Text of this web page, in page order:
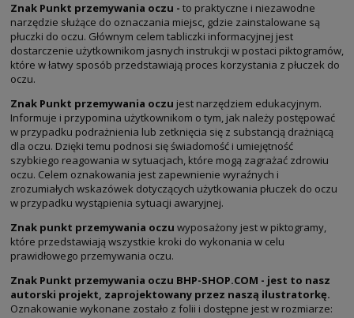
Znak Punkt przemywania oczu - to praktyczne i niezawodne
narzędzie służące do oznaczania miejsc, gdzie zainstalowane są
płuczki do oczu. Głównym celem tabliczki informacyjnej jest
dostarczenie użytkownikom jasnych instrukcji w postaci piktogramów,
które w łatwy sposób przedstawiają proces korzystania z płuczek do
oczu.
Znak Punkt przemywania oczu jest narzędziem edukacyjnym.
Informuje i przypomina użytkownikom o tym, jak należy postępować
w przypadku podrażnienia lub zetknięcia się z substancją drażniącą
dla oczu. Dzięki temu podnosi się świadomość i umiejętność
szybkiego reagowania w sytuacjach, które mogą zagrażać zdrowiu
oczu. Celem oznakowania jest zapewnienie wyraźnych i
zrozumiałych wskazówek dotyczących użytkowania płuczek do oczu
w przypadku wystąpienia sytuacji awaryjnej.
Znak punkt przemywania oczu wyposażony jest w piktogramy,
które przedstawiają wszystkie kroki do wykonania w celu
prawidłowego przemywania oczu.
Znak Punkt przemywania oczu BHP-SHOP.COM - jest to nasz
autorski projekt, zaprojektowany przez naszą ilustratorkę.
Oznakowanie wykonane zostało z folii i dostępne jest w rozmiarze: